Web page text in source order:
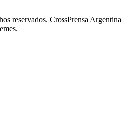
reservados. CrossPrensa Argentina